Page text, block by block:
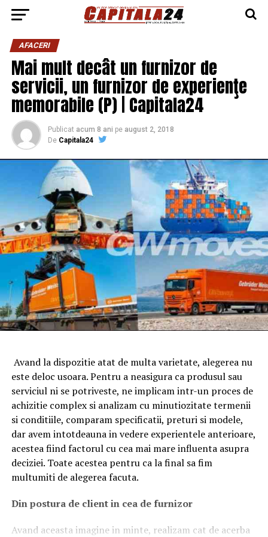
AFACERI
Mai mult decât un furnizor de
servicii, un furnizor de experienţe
memorabile (P) | Capitala24
Publicat acum 8 ani pe august 2, 2018
De Capitala24
Avand la dispozitie atat de multa varietate, alegerea nu
este deloc usoara. Pentru a neasigura ca produsul sau
serviciul ni se potriveste, ne implicam intr-un proces de
achizitie complex si analizam cu minutiozitate termenii
si conditiile, comparam specificatii, preturi si modele,
dar avem intotdeauna in vedere experientele anterioare,
acestea fiind factorul cu cea mai mare influenta asupra
deciziei. Toate acestea pentru ca la final sa fim
multumiti de alegerea facuta.
Din postura de client in cea de furnizor
Avand aceasta imagine in minte, realizam cat de acerba